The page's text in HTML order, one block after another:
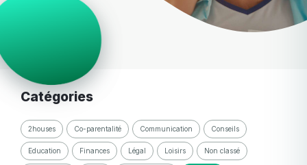
Catégories
2houses Co-parentalité Communication Conseils
Education Finances Légal Loisirs Non classé